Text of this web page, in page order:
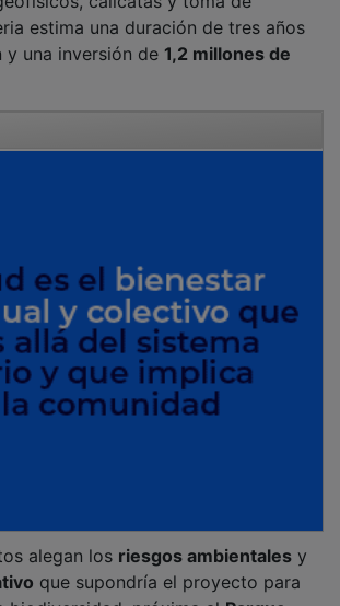
estima una duración de tres años
y una inversión de1,2 millones de
que supondría el proyecto para
biodiversidad, próxima alParque